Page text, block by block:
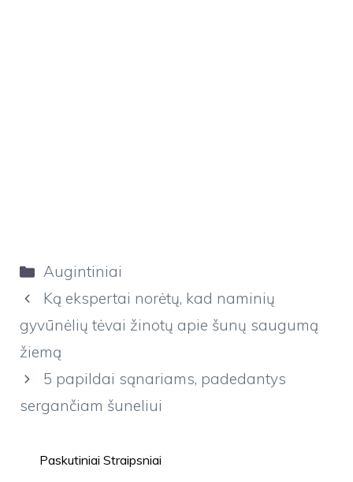
Kategorijos
Augintiniai
Ką ekspertai norėtų, kad naminių
gyvūnėlių tėvai žinotų apie šunų saugumą
žiemą
5 papildai sąnariams, padedantys
sergančiam šuneliui
Paskutiniai Straipsniai